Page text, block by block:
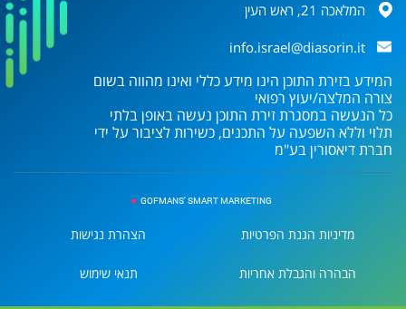
המלאכה 21, ראש העין
info.israel@diasorin.it
המידע בזירת התוכן הינו מידע כללי ואינו מהווה בשום
צורה המלצה/יעוץ רפואי
כל הנעשה במסגרת זירת התוכן נעשה באופן בלתי
תלוי וללא השפעה על התכנים, כשירות לציבור על ידי
חברתדיאסורין בע"מ
מדיניות הגנת הפרטיות הצהרת נגישות
הבהרה והגבלת אחריות תנאי שימוש
GOFMANS' SMART MARKETING